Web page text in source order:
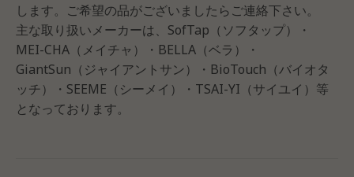
します。ご希望の品がございましたらご連絡下さい。
主な取り扱いメーカーは、SofTap（ソフタップ）・
MEI-CHA（メイチャ）・BELLA（ベラ）・
GiantSun（ジャイアントサン）・BioTouch（バイオタ
ッチ）・SEEME（シーメイ）・TSAI-YI（サイユイ）等
となっております。